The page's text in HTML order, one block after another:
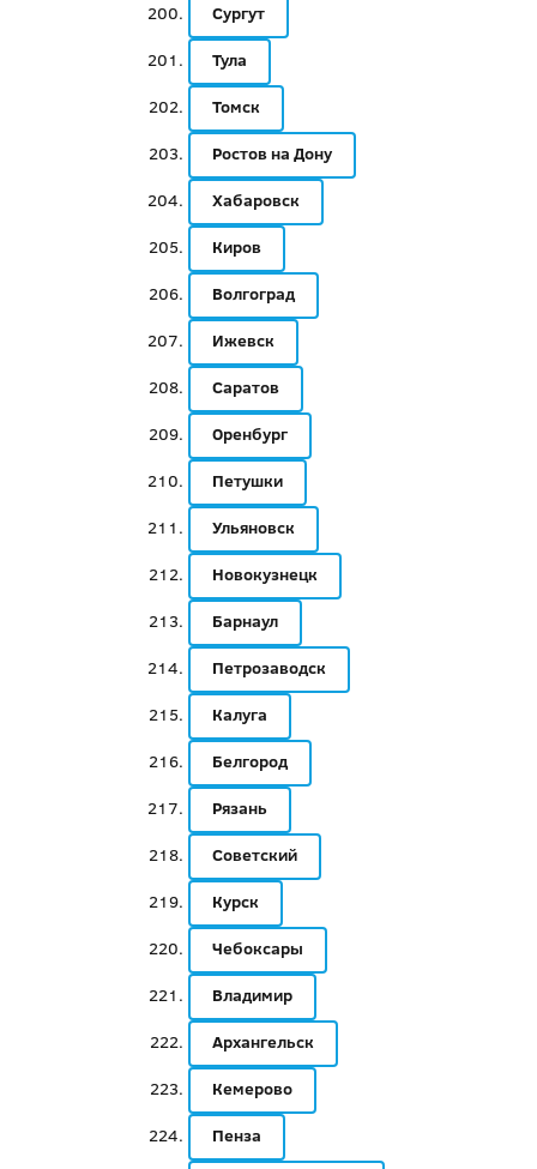
Сургут
Тула
Томск
Ростов на Дону
Хабаровск
Киров
Волгоград
Ижевск
Саратов
Оренбург
Петушки
Ульяновск
Новокузнецк
Барнаул
Петрозаводск
Калуга
Белгород
Рязань
Советский
Курск
Чебоксары
Владимир
Архангельск
Кемерово
Пенза